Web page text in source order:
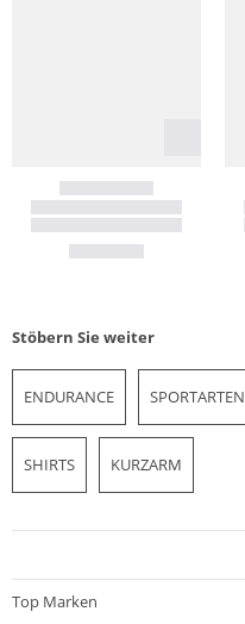
Stöbern Sie weiter
ENDURANCE SPORTARTEN
SHIRTS KURZARM
Top Marken